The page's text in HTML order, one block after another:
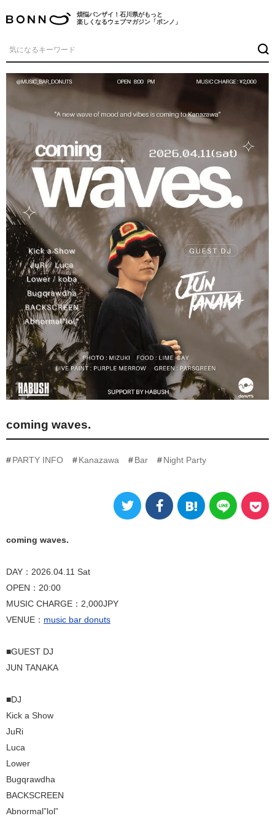
煩悩バンザイ！石川県がもっと
楽しくなるウェブマガジン「ボンノ」
coming waves.
PARTY INFO Kanazawa Bar Night Party
coming waves.
DAY：2026.04.11 Sat
OPEN：20:00
MUSIC CHARGE：2,000JPY
VENUE： music bar donuts
■GUEST DJ
JUN TANAKA
■DJ
Kick a Show
JuRi
Luca
Lower
Bugqrawdha
BACKSCREEN
Abnormal”lol”